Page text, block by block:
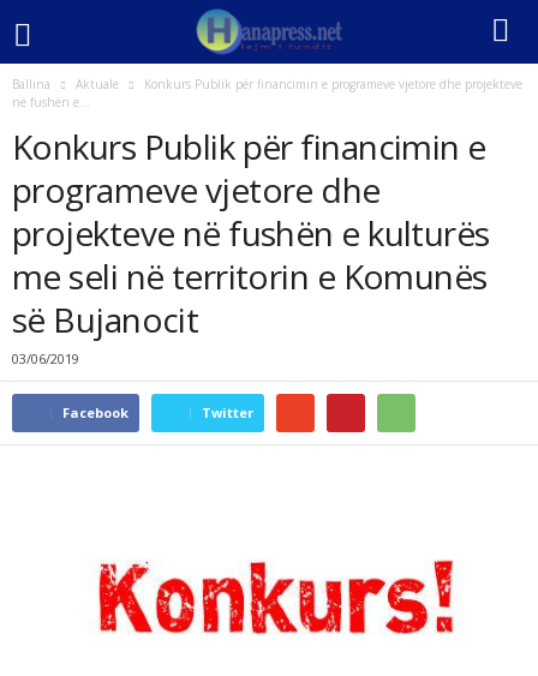
Ballina Aktuale
Konkurs Publik për financimin e programeve vjetore dhe projekteve
në fushën e...
Konkurs Publik për financimin e
programeve vjetore dhe
projekteve në fushën e kulturës
me seli në territorin e Komunës
së Bujanocit
03/06/2019
Facebook Twitter